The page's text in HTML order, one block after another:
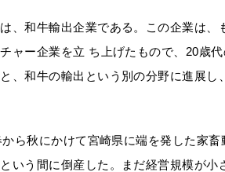
、和牛輸出企業である。この企業は
ャー企業を立 ち上げたもので、20歳
、和牛の輸出という別の分野に進展
ら秋にかけて宮崎県に端を発した家
いう間に倒産した。まだ経営規模が